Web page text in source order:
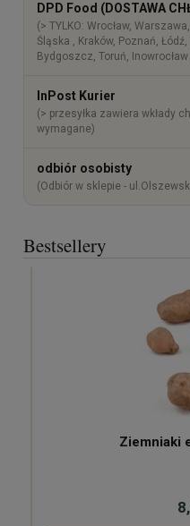
DPD Food (DOSTAWA
(> TYLKO: Wrocław,
Śląska , Kraków, Poznań,
Bydgoszcz, Toruń, Inowrocław
InPost Kurier
(> przesyłka zawiera wkłady
wymagane)
odbiór osobisty
(Odbiór w sklepie -
Bestsellery
Ziemniaki